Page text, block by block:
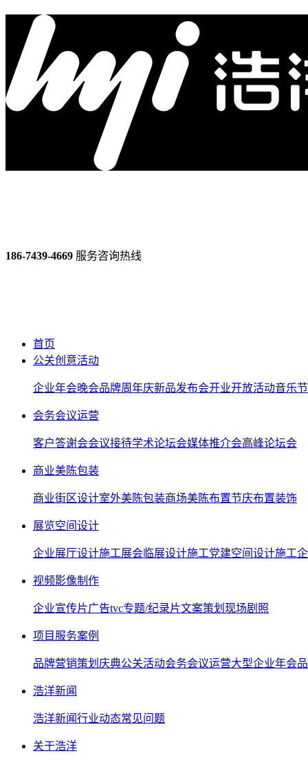
186-7439-4669 服务咨询热线
首页
公关创意活动
企业年会晚会品牌周年庆新品发布会开业开放活动音乐
会务会议运营
客户答谢会会议接待学术论坛会媒体推介会高峰论坛会
商业美陈包装
商业街区设计室外美陈包装商场美陈布置节庆布置装饰
展览空间设计
企业展厅设计施工展会临展设计施工党建空间设计施工
视频影像制作
企业宣传片广告tvc专题/纪录片文案策划 现场剧照
项目服务案例
品牌营销策划 庆典公关活动会务会议运营大型企业年会
浩洋新闻
浩洋新闻行业动态常见问题
关于浩洋